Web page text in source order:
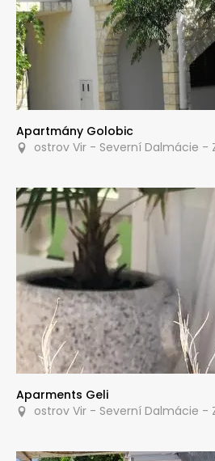
Apartmány Golobic
ostrov Vir - Severní Dalmácie -
Aparments Geli
ostrov Vir - Severní Dalmácie -